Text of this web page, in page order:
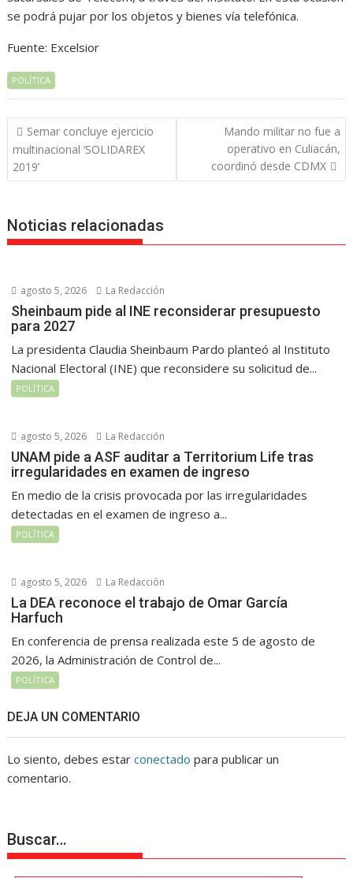
se podrá pujar por los objetos y bienes vía telefónica.
Fuente: Excelsior
POLÍTICA
Navegación
de
entradas
Semar concluye ejercicio
multinacional ‘SOLIDAREX
2019’
Mando militar no fue a
operativo en Culiacán,
coordinó desde CDMX
Noticias relacionadas
agosto 5, 2026 La Redacción
Sheinbaum pide al INE reconsiderar presupuesto
para 2027
La presidenta Claudia Sheinbaum Pardo planteó al Instituto
Nacional Electoral (INE) que reconsidere su solicitud de...
POLÍTICA
agosto 5, 2026 La Redacción
UNAM pide a ASF auditar a Territorium Life tras
irregularidades en examen de ingreso
En medio de la crisis provocada por las irregularidades
detectadas en el examen de ingreso a...
POLÍTICA
agosto 5, 2026 La Redacción
La DEA reconoce el trabajo de Omar García
Harfuch
En conferencia de prensa realizada este 5 de agosto de
2026, la Administración de Control de...
POLÍTICA
DEJA UN COMENTARIO
Lo siento, debes estarconectado para publicar un
comentario.
Buscar…